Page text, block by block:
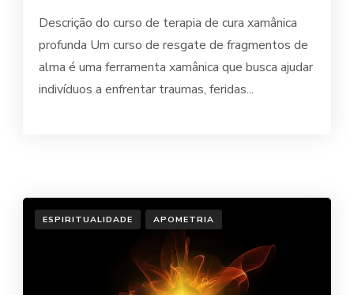
Descrição do curso de terapia de cura xamânica
profunda Um curso de resgate de fragmentos de
alma é uma ferramenta xamânica que busca ajudar
indivíduos a enfrentar traumas, feridas...
ESPIRITUALIDADE APOMETRIA